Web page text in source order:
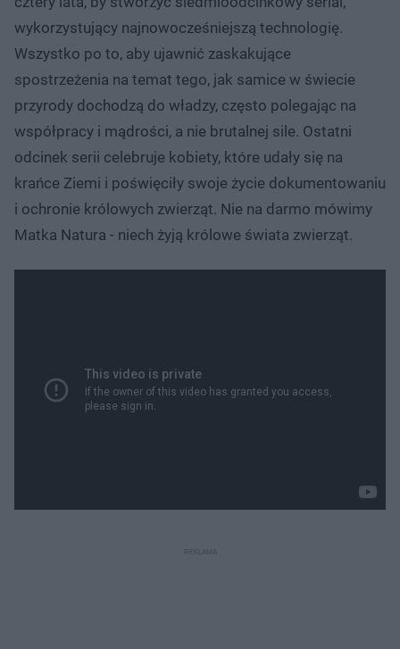
wykorzystujący najnowocześniejszą technologię.
Wszystko po to, aby ujawnić zaskakujące
spostrzeżenia na temat tego, jak samice w świecie
przyrody dochodzą do władzy, często polegając na
współpracy i mądrości, a nie brutalnej sile. Ostatni
odcinek serii celebruje kobiety, które udały się na
krańce Ziemi i poświęciły swoje życie dokumentowaniu
i ochronie królowych zwierząt. Nie na darmo mówimy
Matka Natura - niech żyją królowe świata zwierząt.